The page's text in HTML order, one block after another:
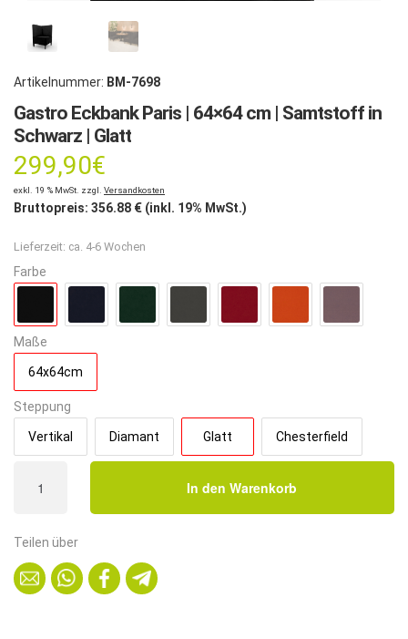
Artikelnummer: BM-7698
Gastro Eckbank Paris | 64×64 cm | Samtstoff in
Schwarz | Glatt
299,90€
exkl. 19 % MwSt. zzgl. Versandkosten
Bruttopreis: 356.88 € (inkl. 19% MwSt.)
Lieferzeit: ca. 4-6 Wochen
Farbe
Maße
64x64cm
Steppung
Vertikal Diamant Glatt Chesterfield
Eckbank
|
cm
In den Warenkorb
Teilen über